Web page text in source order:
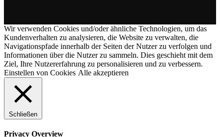
Wir verwenden Cookies und/oder ähnliche Technologien, um das
Kundenverhalten zu analysieren, die Website zu verwalten, die
Navigationspfade innerhalb der Seiten der Nutzer zu verfolgen und
Informationen über die Nutzer zu sammeln. Dies geschieht mit dem
Ziel, Ihre Nutzererfahrung zu personalisieren und zu verbessern.
Einstellen von Cookies Alle akzeptieren
Schließen
Privacy Overview